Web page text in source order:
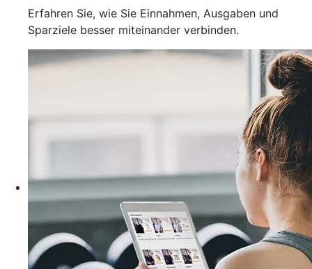
Erfahren Sie, wie Sie Einnahmen, Ausgaben und
Sparziele besser miteinander verbinden.